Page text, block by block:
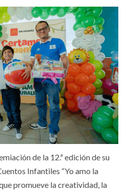
de la 12.ª edición de su
Infantiles “Yo amo la
promueve la creatividad, la